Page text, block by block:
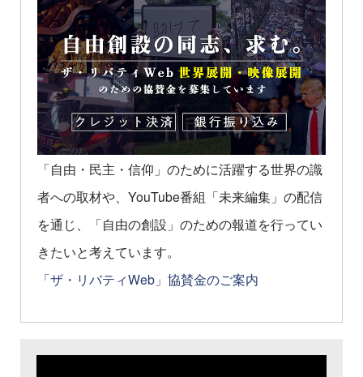
「自由・民主・信仰」のために活躍する世界の識
者への取材や、YouTube番組「未来編集」の配信
を通じ、「自由の創設」のための報道を行ってい
きたいと考えています。
「ザ・リバティWeb」協賛金のご案内